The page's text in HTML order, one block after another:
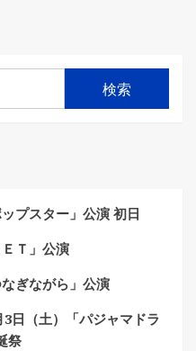
検索
プスター」公演 初日
Ｔ」公演
ぎながら」公演
3日（土）「パジャマドラ
祭